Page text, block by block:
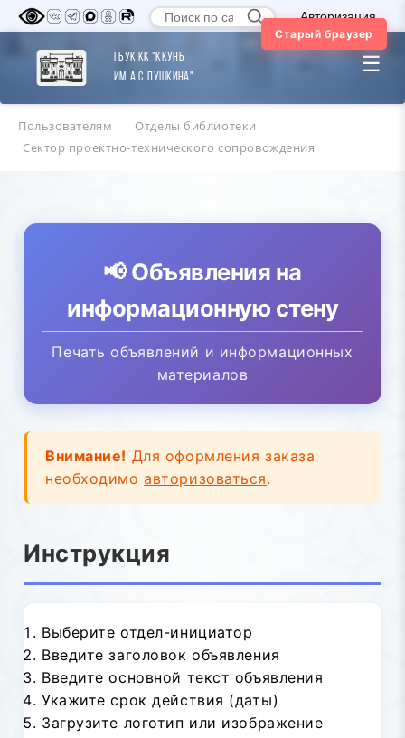
Авторизация
ГБУК КК "ККУНБ
им. А.С. Пушкина"
☰
Пользователям
Отделы библиотеки
Сектор проектно-технического сопровождения
Старый браузер
📢 Объявления на
информационную стену
Печать объявлений и информационных
материалов
Внимание! Для оформления заказа
необходимоавторизоваться.
Инструкция
Выберите отдел-инициатор
Введите заголовок объявления
Введите основной текст объявления
Укажите срок действия (даты)
Загрузите логотип или изображение